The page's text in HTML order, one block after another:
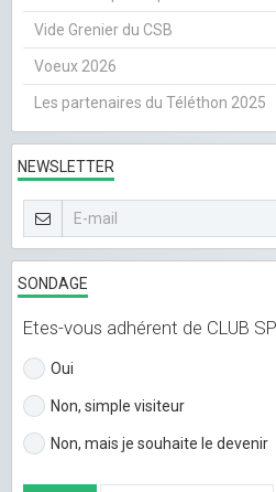
Vide Grenier du CSB
Voeux 2026
Les partenaires du Téléthon 2025
NEWSLETTER
SONDAGE
Etes-vous adhérent de CLUB
Oui
Non, simple visiteur
Non, mais je souhaite le devenir